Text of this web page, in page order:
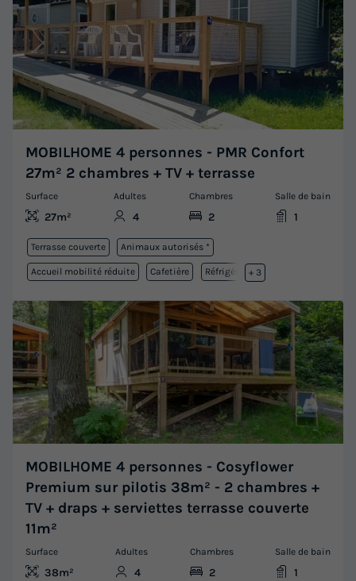
MOBILHOME 4 personnes - PMR Confort
27m² 2 chambres + TV + terrasse
Surface
27m²
Adultes
4
Chambres
2
Salle de bain
1
Terrasse couverte Animaux autorisés *
Accueil mobilité réduite Cafetière Réfrigérateur
+ 3
MOBILHOME 4 personnes - Cosyflower
Premium sur pilotis 38m² - 2 chambres +
TV + draps + serviettes terrasse couverte
11m²
Surface
38m²
Adultes
4
Chambres
2
Salle de bain
1